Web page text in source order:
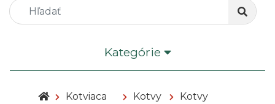
Kategórie
Kotviaca
Kotvy
Kotvy